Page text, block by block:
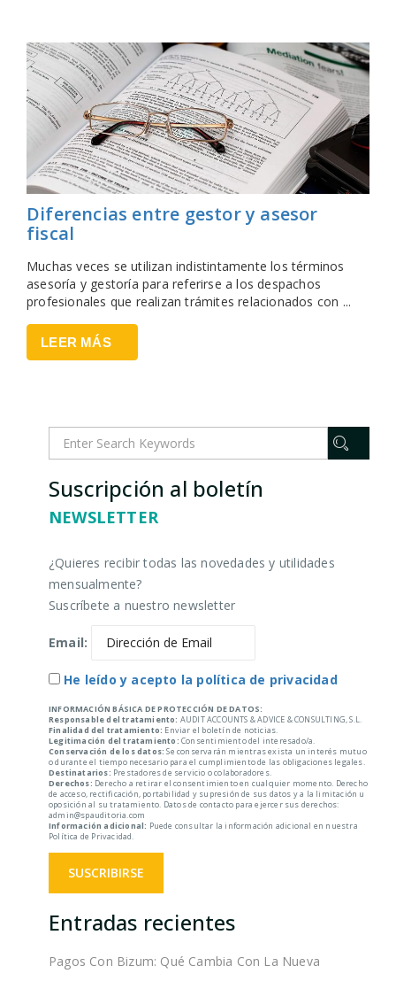
Diferencias entre gestor y asesor
fiscal
Muchas veces se utilizan indistintamente los términos
asesoría y gestoría para referirse a los despachos
profesionales que realizan trámites relacionados con ...
LEER MÁS
Suscripción al boletín
NEWSLETTER
¿Quieres recibir todas las novedades y utilidades
mensualmente?
Suscríbete a nuestro newsletter
Email:
He leído y acepto la política de privacidad
INFORMACIÓN BÁSICA DE PROTECCIÓN DE DATOS:
Responsable del tratamiento: AUDIT ACCOUNTS & ADVICE & CONSULTING, S.L.
Finalidad del tratamiento: Enviar el boletín de noticias.
Legitimación del tratamiento: Consentimiento del interesado/a.
Conservación de los datos: Se conservarán mientras exista un interés mutuo
o durante el tiempo necesario para el cumplimiento de las obligaciones legales.
Destinatarios: Prestadores de servicio o colaboradores.
Derechos: Derecho a retirar el consentimiento en cualquier momento. Derecho
de acceso, rectificación, portabilidad y supresión de sus datos y a la limitación u
oposición al su tratamiento. Datos de contacto para ejercer sus derechos:
admin@spauditoria.com
Información adicional: Puede consultar la información adicional en nuestra
Política de Privacidad.
Entradas recientes
Pagos Con Bizum: Qué Cambia Con La Nueva